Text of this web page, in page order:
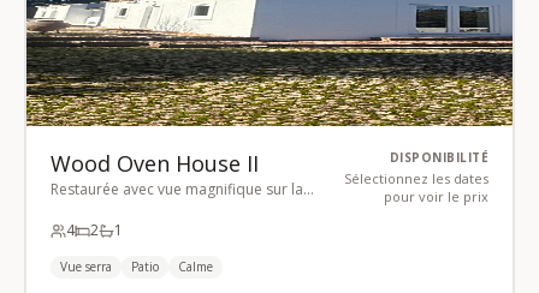
Wood Oven House II
Restaurée avec vue magnifique sur la
DISPONIBILITÉ
Sélectionnez les dates
pour voir le prix
4 2 1
Vue serra Patio Calme